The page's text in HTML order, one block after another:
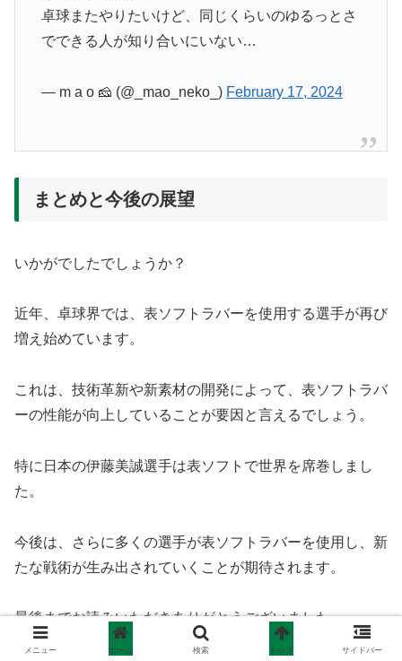
卓球またやりたいけど、同じくらいのゆるっとさ
でできる人が知り合いにいない…
— m a o 🧀 (@_mao_neko_) February 17, 2024
まとめと今後の展望
いかがでしたでしょうか？
近年、卓球界では、表ソフトラバーを使用する選手が再び
増え始めています。
これは、技術革新や新素材の開発によって、表ソフトラバ
ーの性能が向上していることが要因と言えるでしょう。
特に日本の伊藤美誠選手は表ソフトで世界を席巻しまし
た。
今後は、さらに多くの選手が表ソフトラバーを使用し、新
たな戦術が生み出されていくことが期待されます。
最後までお読みいただきありがとうございました。
メニュー ホーム 検索 トップ サイドバー